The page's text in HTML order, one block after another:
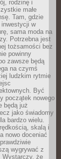
rodzinę i
małe
Tam, gdzie
inwestycji w
sama moda na
Potrzebna jest
tożsamości bez
powinny
zawsze będą
na czymś
ludzkim rytmie
Być
początek nowego
będą już
jako świadomy
bardzo wielu.
skalą i
nowo doceniać
wygrywać z
Wystarczy, że